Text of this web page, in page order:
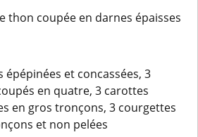
thon coupée en darnes épaisses
épépinées et concassées, 3
en quatre, 3 carottes
en gros tronçons, 3 courgettes
et non pelées